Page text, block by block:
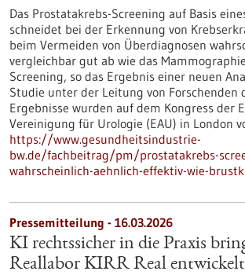
Das Prostatakrebs-Screening auf Basis
schneidet bei der Erkennung von
beim Vermeiden von Überdiagnosen
vergleichbar gut ab wie das
Screening, so das Ergebnis einer neuen
Studie unter der Leitung von Forschenden
Ergebnisse wurden auf dem Kongress der
Vereinigung für Urologie (EAU) in London
https://www.gesundheitsindustrie-
bw.de/fachbeitrag/pm/prostatakrebs-
wahrscheinlich-aehnlich-effektiv-wie-
Pressemitteilung - 16.03.2026
KI rechtssicher in die Praxis
Reallabor KIRR Real entwickelt